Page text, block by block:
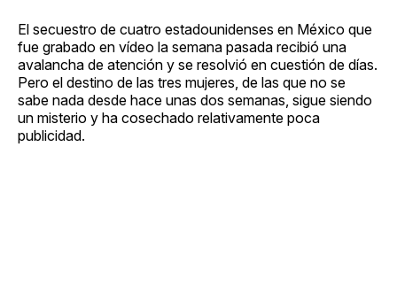
El secuestro de cuatro estadounidenses en México que
fue grabado en vídeo la semana pasada recibió una
avalancha de atención y se resolvió en cuestión de días.
Pero el destino de las tres mujeres, de las que no se
sabe nada desde hace unas dos semanas, sigue siendo
un misterio y ha cosechado relativamente poca
publicidad.